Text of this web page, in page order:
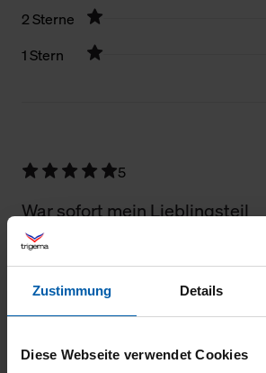
Zustimmung Details
Diese Webseite verwendet Cookies
2 Sterne
1 Stern
5
War sofort mein Lieblingsteil